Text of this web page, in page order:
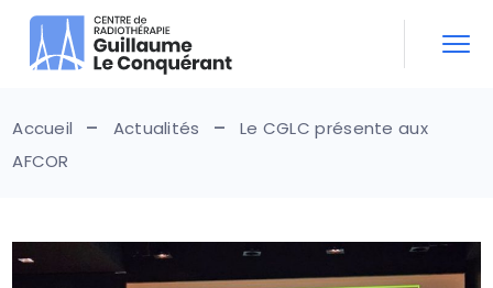
Skip
content
Accueil Actualités
Le CGLC présente aux
AFCOR